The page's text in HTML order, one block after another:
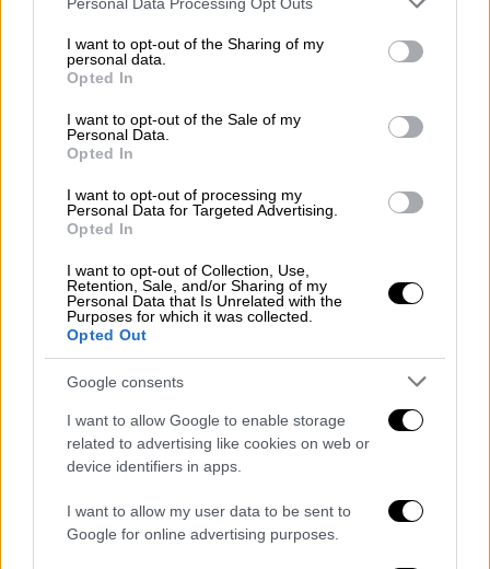
not limited to your visit or usage behaviour. You may click to
grant or deny consent to Google and its third-party tags to
use your data for below specified purposes in below Google
consent section.
I want to opt-out of the Sharing of my
personal data.
Opted In
I want to opt-out of the Sale of my
Personal Data.
Opted In
I want to opt-out of processing my
Personal Data for Targeted Advertising.
Opted In
I want to opt-out of Collection, Use,
Retention, Sale, and/or Sharing of my
Personal Data that Is Unrelated with the
Purposes for which it was collected.
Opted Out
Google consents
I want to allow Google to enable storage
related to advertising like cookies on web or
device identifiers in apps.
I want to allow my user data to be sent to
Google for online advertising purposes.
Τουρκία: Τι μεταδίδουν τα
εθνικιστικά ΜΜΕ για το καλώδιο GSI -
«Μπήκε στο ράφι»
κέντρο,4 σταθμοί και 10 πλατφόρμεςστις
περιοχές δικαιοδοσίας των θαλασσών της
Τουρκίας. Έτσι, η υποδομή επικοινωνίας
μεταξύ των μονάδωνθάλασσας-θάλασσας
και θάλασσας-ξηράςθα υποστηριχθεί με
υψηλότερο εύρος ζώνης,
πρωτόκολλα
και ταχύτερη ροή εντολών.
Η νέα εποχή στο Sahil-NET δεν θα
περιοριστεί μόνο στην ενσωμάτωση
συσκευών και δικτύων. Με τη δημιουργία
μιας υποδομής μεταφοράς δεδομένων, θα
εξασφαλιστείκαι η κοινή ακεραιότητα των